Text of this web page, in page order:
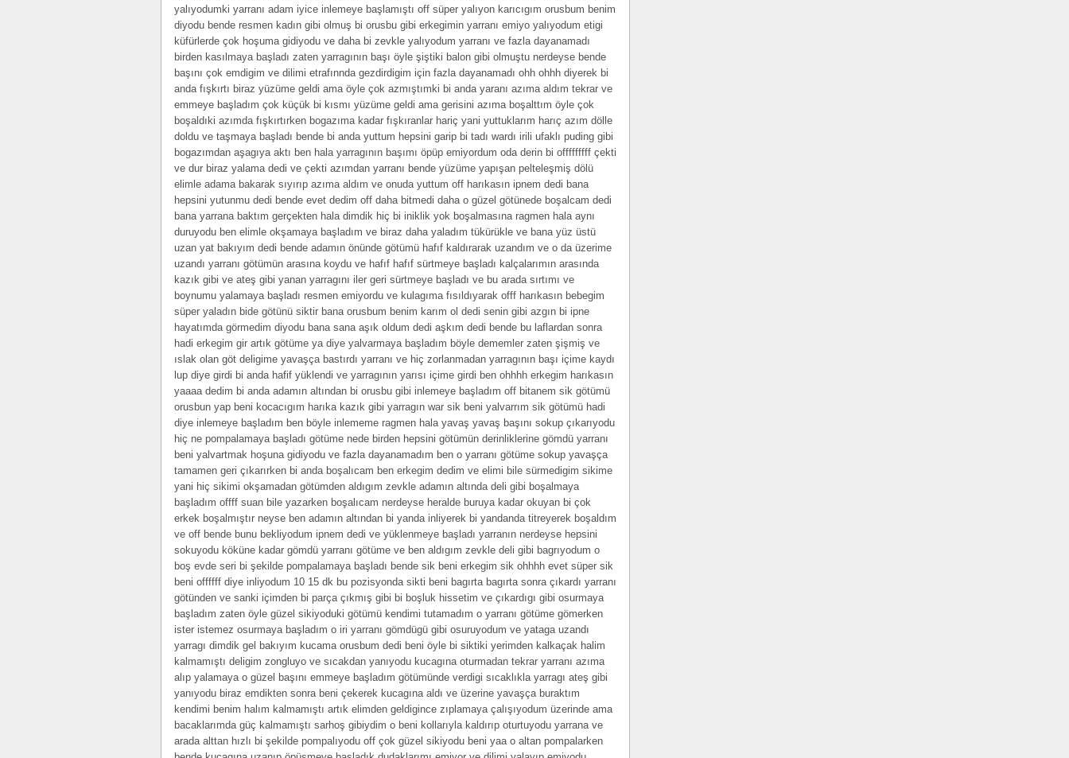
yalıyodumki yarranı adam iyice inlemeye başlamıştı off süper yalıyon karıcıgım orusbum benim
diyodu bende resmen kadın gibi olmuş bi orusbu gibi erkegimin yarranı emiyo yalıyodum etigi
küfürlerde çok hoşuma gidiyodu ve daha bi zevkle yalıyodum yarranı ve fazla dayanamadı
birden kasılmaya başladı zaten yarragının başı öyle şiştiki balon gibi olmuştu nerdeyse bende
başını çok emdigim ve dilimi etrafınnda gezdirdigim için fazla dayanamadı ohh ohhh diyerek bi
anda fışkırtı biraz yüzüme geldi ama öyle çok azmıştımki bi anda yaranı azıma aldım tekrar ve
emmeye başladım çok küçük bi kısmı yüzüme geldi ama gerisini azıma boşalttım öyle çok
boşaldıki azımda fışkırtırken bogazıma kadar fışkıranlar hariç yani yuttuklarım harıç azım dölle
doldu ve taşmaya başladı bende bi anda yuttum hepsini garip bi tadı wardı irili ufaklı puding gibi
bogazımdan aşagıya aktı ben hala yarragının başımı öpüp emiyordum oda derin bi offfffffff çekti
ve dur biraz yalama dedi ve çekti azımdan yarranı bende yüzüme yapışan pelteleşmiş dölü
elimle adama bakarak sıyırıp azıma aldım ve onuda yuttum off harıkasın ipnem dedi bana
hepsini yutunmu dedi bende evet dedim off daha bitmedi daha o güzel götünede boşalcam dedi
bana yarrana baktım gerçekten hala dimdik hiç bi iniklik yok boşalmasına ragmen hala aynı
duruyodu ben elimle okşamaya başladım ve biraz daha yaladım tükürükle ve bana yüz üstü
uzan yat bakıyım dedi bende adamın önünde götümü hafıf kaldırarak uzandım ve o da üzerime
uzandı yarranı götümün arasına koydu ve hafıf hafıf sürtmeye başladı kalçalarımın arasında
kazık gibi ve ateş gibi yanan yarragını iler geri sürtmeye başladı ve bu arada sırtımı ve
boynumu yalamaya başladı resmen emiyordu ve kulagıma fısıldıyarak offf harıkasın bebegim
süper yaladın bide götünü siktir bana orusbum benim karım ol dedi senin gibi azgın bi ipne
hayatımda görmedim diyodu bana sana aşık oldum dedi aşkım dedi bende bu laflardan sonra
hadi erkegim gir artık götüme ya diye yalvarmaya başladım böyle dememler zaten şişmiş ve
ıslak olan göt deligime yavaşça bastırdı yarranı ve hiç zorlanmadan yarragının başı içime kaydı
lup diye girdi bi anda hafif yüklendi ve yarragının yarısı içime girdi ben ohhhh erkegim harıkasın
yaaaa dedim bi anda adamın altından bi orusbu gibi inlemeye başladım off bitanem sik götümü
orusbun yap beni kocacıgım harıka kazık gibi yarragın war sik beni yalvarrım sik götümü hadi
diye inlemeye başladım ben böyle inlememe ragmen hala yavaş yavaş başını sokup çıkarıyodu
hiç ne pompalamaya başladı götüme nede birden hepsini götümün derinliklerine gömdü yarranı
beni yalvartmak hoşuna gidiyodu ve fazla dayanamadım ben o yarranı götüme sokup yavaşça
tamamen geri çıkarırken bi anda boşalıcam ben erkegim dedim ve elimi bile sürmedigim sikime
yani hiç sikimi okşamadan götümden aldıgım zevkle adamın altında deli gibi boşalmaya
başladım offff suan bile yazarken boşalıcam nerdeyse heralde buruya kadar okuyan bi çok
erkek boşalmıştır neyse ben adamın altından bi yanda inliyerek bi yandanda titreyerek boşaldım
ve off bende bunu bekliyodum ipnem dedi ve yüklenmeye başladı yarranın nerdeyse hepsini
sokuyodu köküne kadar gömdü yarranı götüme ve ben aldıgım zevkle deli gibi bagrıyodum o
boş evde seri bi şekilde pompalamaya başladı bende sik beni erkegim sik ohhhh evet süper sik
beni offffff diye inliyodum 10 15 dk bu pozisyonda sikti beni bagırta bagırta sonra çıkardı yarranı
götünden ve sanki içimden bi parça çıkmış gibi bi boşluk hissetim ve çıkardıgı gibi osurmaya
başladım zaten öyle güzel sikiyoduki götümü kendimi tutamadım o yarranı götüme gömerken
ister istemez osurmaya başladım o iri yarranı gömdügü gibi osuruyodum ve yataga uzandı
yarragı dimdik gel bakıyım kucama orusbum dedi beni öyle bi siktiki yerimden kalkaçak halim
kalmamıştı deligim zongluyo ve sıcakdan yanıyodu kucagına oturmadan tekrar yarranı azıma
alıp yalamaya o güzel başını emmeye başladım götümünde verdigi sıcaklıkla yarragı ateş gibi
yanıyodu biraz emdikten sonra beni çekerek kucagına aldı ve üzerine yavaşça buraktım
kendimi benim halım kalmamıştı artık elimden geldigince zıplamaya çalışıyodum üzerinde ama
bacaklarımda güç kalmamıştı sarhoş gibiydim o beni kollarıyla kaldırıp oturtuyodu yarrana ve
arada alttan hızlı bi şekilde pompalıyodu off çok güzel sikiyodu beni yaa o altan pompalarken